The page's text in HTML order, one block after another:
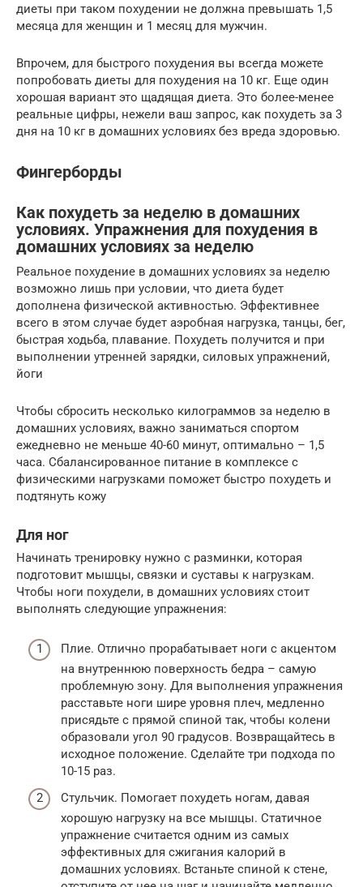
диеты при таком похудении не должна превышать 1,5
месяца для женщин и 1 месяц для мужчин.
Впрочем, для быстрого похудения вы всегда можете
попробовать диеты для похудения на 10 кг. Еще один
хорошая вариант это щадящая диета. Это более-менее
реальные цифры, нежели ваш запрос, как похудеть за 3
дня на 10 кг в домашних условиях без вреда здоровью.
Фингерборды
Как похудеть за неделю в домашних
условиях. Упражнения для похудения в
домашних условиях за неделю
Реальное похудение в домашних условиях за неделю
возможно лишь при условии, что диета будет
дополнена физической активностью. Эффективнее
всего в этом случае будет аэробная нагрузка, танцы, бег,
быстрая ходьба, плавание. Похудеть получится и при
выполнении утренней зарядки, силовых упражнений,
йоги
Чтобы сбросить несколько килограммов за неделю в
домашних условиях, важно заниматься спортом
ежедневно не меньше 40-60 минут, оптимально – 1,5
часа. Сбалансированное питание в комплексе с
физическими нагрузками поможет быстро похудеть и
подтянуть кожу
Для ног
Начинать тренировку нужно с разминки, которая
подготовит мышцы, связки и суставы к нагрузкам.
Чтобы ноги похудели, в домашних условиях стоит
выполнять следующие упражнения:
Плие. Отлично прорабатывает ноги с акцентом
на внутреннюю поверхность бедра – самую
проблемную зону. Для выполнения упражнения
расставьте ноги шире уровня плеч, медленно
присядьте с прямой спиной так, чтобы колени
образовали угол 90 градусов. Возвращайтесь в
исходное положение. Сделайте три подхода по
10-15 раз.
Стульчик. Помогает похудеть ногам, давая
хорошую нагрузку на все мышцы. Статичное
упражнение считается одним из самых
эффективных для сжигания калорий в
домашних условиях. Встаньте спиной к стене,